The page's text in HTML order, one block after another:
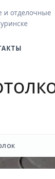
и отделочные